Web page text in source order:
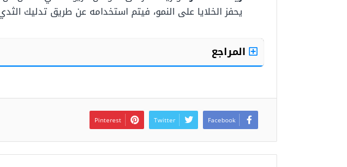
يحفز الخلايا على النمو، فيتم استخدامه عن طريق تدليك
المراجع
Facebook
Twitter
Pinterest